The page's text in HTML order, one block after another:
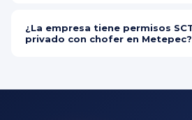
Para eventos especiales y grupos
más tiempo para garantizar
¿La empresa tiene permisos
privado con chofer en Metepec?
contrato digital con todos los detalles del